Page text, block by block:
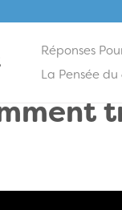
Réponses
La Pensée